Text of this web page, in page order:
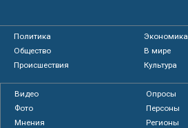
Политика
Экономика
Общество
В мире
Происшествия
Культура
Видео
Опросы
Фото
Персоны
Мнения
Регионы